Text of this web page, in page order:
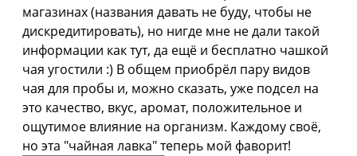
магазинах (названия давать не буду, чтобы не
дискредитировать), но нигде мне не дали такой
информации как тут, да ещё и бесплатно чашкой
чая угостили :) В общем приобрёл пару видов
чая для пробы и, можно сказать, уже подсел на
это качество, вкус, аромат, положительное и
ощутимое влияние на организм. Каждому своё,
но эта "чайная лавка" теперь мой фаворит!